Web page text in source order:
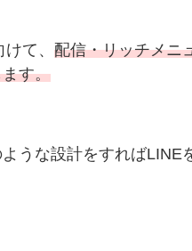
けて、配信・リッチメニ
す。
うな設計をすればLINE